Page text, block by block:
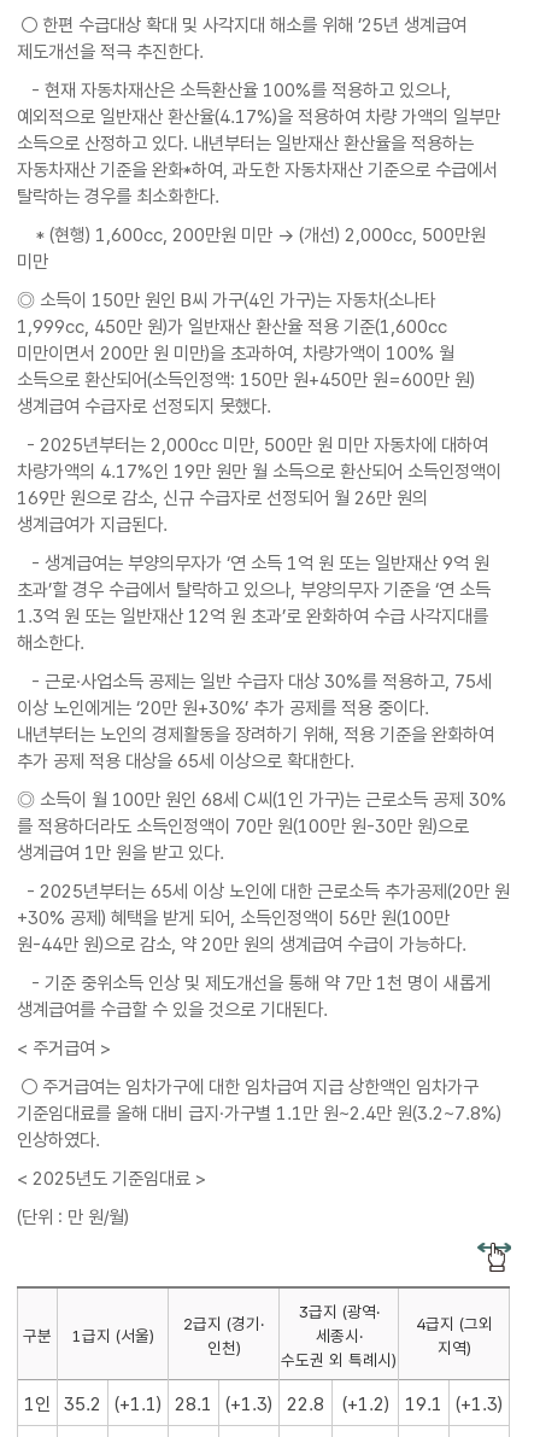
○ 한편 수급대상 확대 및 사각지대 해소를 위해 ’25년 생계급여
제도개선을 적극 추진한다.
- 현재 자동차재산은 소득환산율 100%를 적용하고 있으나,
예외적으로 일반재산 환산율(4.17%)을 적용하여 차량 가액의 일부만
소득으로 산정하고 있다. 내년부터는 일반재산 환산율을 적용하는
자동차재산 기준을 완화*하여, 과도한 자동차재산 기준으로 수급에서
탈락하는 경우를 최소화한다.
* (현행) 1,600cc, 200만원 미만 → (개선) 2,000cc, 500만원
미만
◎ 소득이 150만 원인 B씨 가구(4인 가구)는 자동차(소나타
1,999cc, 450만 원)가 일반재산 환산율 적용 기준(1,600cc
미만이면서 200만 원 미만)을 초과하여, 차량가액이 100% 월
소득으로 환산되어(소득인정액: 150만 원+450만 원=600만 원)
생계급여 수급자로 선정되지 못했다.
- 2025년부터는 2,000cc 미만, 500만 원 미만 자동차에 대하여
차량가액의 4.17%인 19만 원만 월 소득으로 환산되어 소득인정액이
169만 원으로 감소, 신규 수급자로 선정되어 월 26만 원의
생계급여가 지급된다.
- 생계급여는 부양의무자가 ‘연 소득 1억 원 또는 일반재산 9억 원
초과’할 경우 수급에서 탈락하고 있으나, 부양의무자 기준을 ‘연 소득
1.3억 원 또는 일반재산 12억 원 초과’로 완화하여 수급 사각지대를
해소한다.
- 근로·사업소득 공제는 일반 수급자 대상 30%를 적용하고, 75세
이상 노인에게는 ‘20만 원+30%’ 추가 공제를 적용 중이다.
내년부터는 노인의 경제활동을 장려하기 위해, 적용 기준을 완화하여
추가 공제 적용 대상을 65세 이상으로 확대한다.
◎ 소득이 월 100만 원인 68세 C씨(1인 가구)는 근로소득 공제 30%
를 적용하더라도 소득인정액이 70만 원(100만 원-30만 원)으로
생계급여 1만 원을 받고 있다.
- 2025년부터는 65세 이상 노인에 대한 근로소득 추가공제(20만 원
+30% 공제) 혜택을 받게 되어, 소득인정액이 56만 원(100만
원-44만 원)으로 감소, 약 20만 원의 생계급여 수급이 가능하다.
- 기준 중위소득 인상 및 제도개선을 통해 약 7만 1천 명이 새롭게
생계급여를 수급할 수 있을 것으로 기대된다.
< 주거급여 >
○ 주거급여는 임차가구에 대한 임차급여 지급 상한액인 임차가구
기준임대료를 올해 대비 급지·가구별 1.1만 원~2.4만 원(3.2~7.8%)
인상하였다.
< 2025년도 기준임대료 >
(단위 : 만 원/월)
구분 1급지 (서울)
2급지 (경기·
인천)
3급지 (광역·
세종시·
수도권 외 특례시)
4급지 (그외
지역)
1인 35.2 (+1.1) 28.1 (+1.3) 22.8 (+1.2) 19.1
(+1.3)